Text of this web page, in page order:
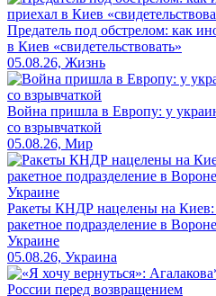
Предатель под обстрелом: как
в Киев «свидетельствовать»
05.08.26, Жизнь
Война пришла в Европу: у
со взрывчаткой
05.08.26, Мир
Ракеты КНДР нацелены на
ракетное подразделение в
Украине
05.08.26, Украина